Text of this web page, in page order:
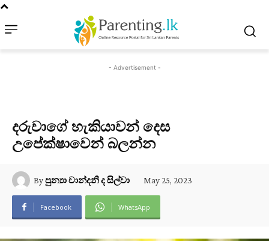
- Advertisement -
දරුවාගේ හැකියාවන් දෙස
උපේක්ෂාවෙන් බලන්න
Byපුන්‍යා චාන්දනී ද සිල්වා May 25, 2023
Facebook WhatsApp